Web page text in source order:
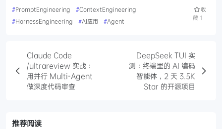
#PromptEngineering #ContextEngineering
#HarnessEngineering #AI应用 #Agent
收
藏 1
Claude Code
/ultrareview 实战：
用并行 Multi-Agent
做深度代码审查
DeepSeek TUI 实
测：终端里的 AI 编码
智能体，2 天 3.5K
Star 的开源项目
推荐阅读